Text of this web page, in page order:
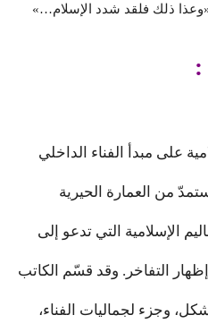
ذلك فلقد شدد الإسلام…»
:
على مبدأ الفناء الداخلي
من العمارة الحيرية
الإسلامية التي تدعو إلى
التفاخر. وقد قسّم الكاتب
وجزء لجماليات الفناء،